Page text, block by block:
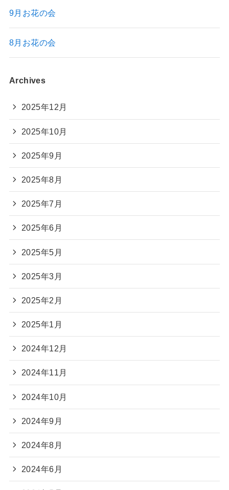
9月お花の会
8月お花の会
Archives
2025年12月
2025年10月
2025年9月
2025年8月
2025年7月
2025年6月
2025年5月
2025年3月
2025年2月
2025年1月
2024年12月
2024年11月
2024年10月
2024年9月
2024年8月
2024年6月